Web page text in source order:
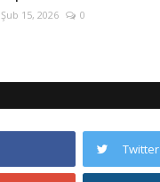
Şub 15, 2026 0
Twitter